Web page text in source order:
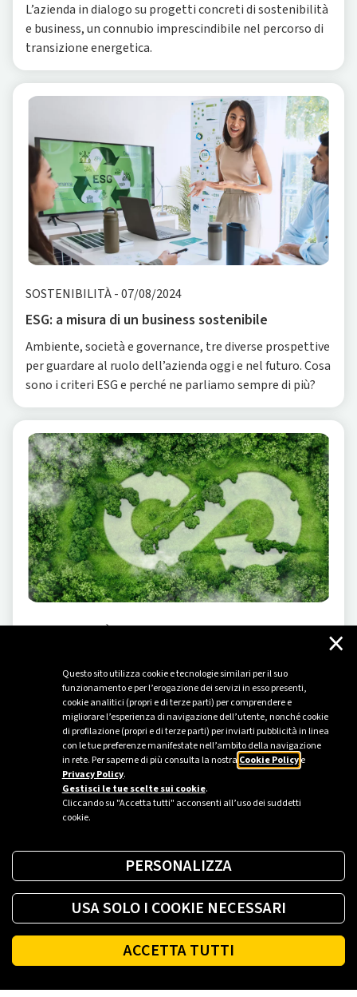
Questo sito utilizza cookie e tecnologie similari per il suo
funzionamento e per l’erogazione dei servizi in esso presenti,
cookie analitici (propri e di terze parti) per comprendere e
migliorare l’esperienza di navigazione dell’utente, nonché cookie
di profilazione (propri e di terze parti) per inviarti pubblicità in linea
con le tue preferenze manifestate nell’ambito della navigazione
in rete. Per saperne di più consulta la nostra Cookie Policye
Privacy Policy.
Gestisci le tue scelte sui cookie.
Cliccando su "Accetta tutti" acconsenti all’uso dei suddetti
cookie.
×
PERSONALIZZA
USA SOLO I COOKIE NECESSARI
ACCETTA TUTTI
L’azienda in dialogo su progetti concreti di sostenibilità
e business, un connubio imprescindibile nel percorso di
transizione energetica.
SOSTENIBILITÀ-07/08/2024
ESG: a misura di un business sostenibile
Ambiente, società e governance, tre diverse prospettive
per guardare al ruolo dell’azienda oggi e nel futuro. Cosa
sono i criteri ESG e perché ne parliamo sempre di più?
SOSTENIBILITÀ-02/01/2024
comunità
Un nuovo paradigma di business che punta non solo a
consumare meno, ma ad avere un impatto ridotto o
addirittura positivo, rigenerando e compensando.